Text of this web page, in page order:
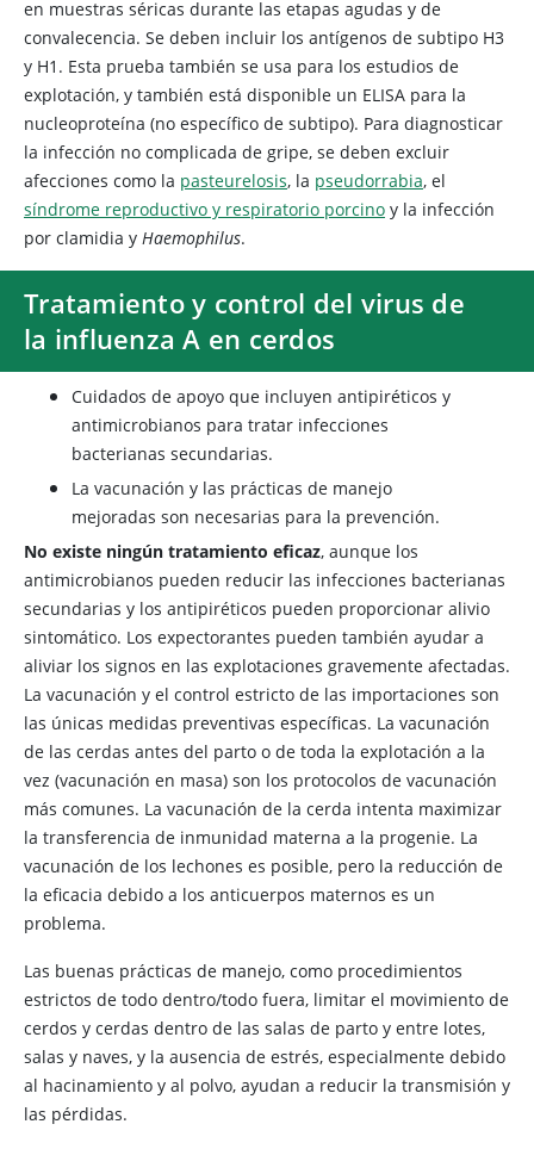
en muestras séricas durante las etapas agudas y de
convalecencia. Se deben incluir los antígenos de subtipo H3
y H1. Esta prueba también se usa para los estudios de
explotación, y también está disponible un ELISA para la
nucleoproteína (no específico de subtipo). Para diagnosticar
la infección no complicada de gripe, se deben excluir
afecciones como la pasteurelosis, la pseudorrabia, el
síndrome reproductivo y respiratorio porcino y la infección
por clamidia y Haemophilus.
Tratamiento y control del virus de
la influenza A en cerdos
Cuidados de apoyo que incluyen antipiréticos y
antimicrobianos para tratar infecciones
bacterianas secundarias.
La vacunación y las prácticas de manejo
mejoradas son necesarias para la prevención.
No existe ningún tratamiento eficaz, aunque los
antimicrobianos pueden reducir las infecciones bacterianas
secundarias y los antipiréticos pueden proporcionar alivio
sintomático. Los expectorantes pueden también ayudar a
aliviar los signos en las explotaciones gravemente afectadas.
La vacunación y el control estricto de las importaciones son
las únicas medidas preventivas específicas. La vacunación
de las cerdas antes del parto o de toda la explotación a la
vez (vacunación en masa) son los protocolos de vacunación
más comunes. La vacunación de la cerda intenta maximizar
la transferencia de inmunidad materna a la progenie. La
vacunación de los lechones es posible, pero la reducción de
la eficacia debido a los anticuerpos maternos es un
problema.
Las buenas prácticas de manejo, como procedimientos
estrictos de todo dentro/todo fuera, limitar el movimiento de
cerdos y cerdas dentro de las salas de parto y entre lotes,
salas y naves, y la ausencia de estrés, especialmente debido
al hacinamiento y al polvo, ayudan a reducir la transmisión y
las pérdidas.